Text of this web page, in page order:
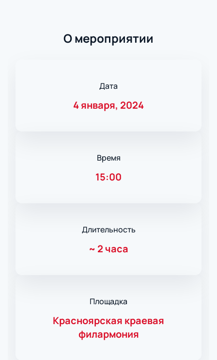
О мероприятии
Дата
4 января, 2024
Время
15:00
Длительность
~ 2 часа
Площадка
Красноярская краевая
филармония